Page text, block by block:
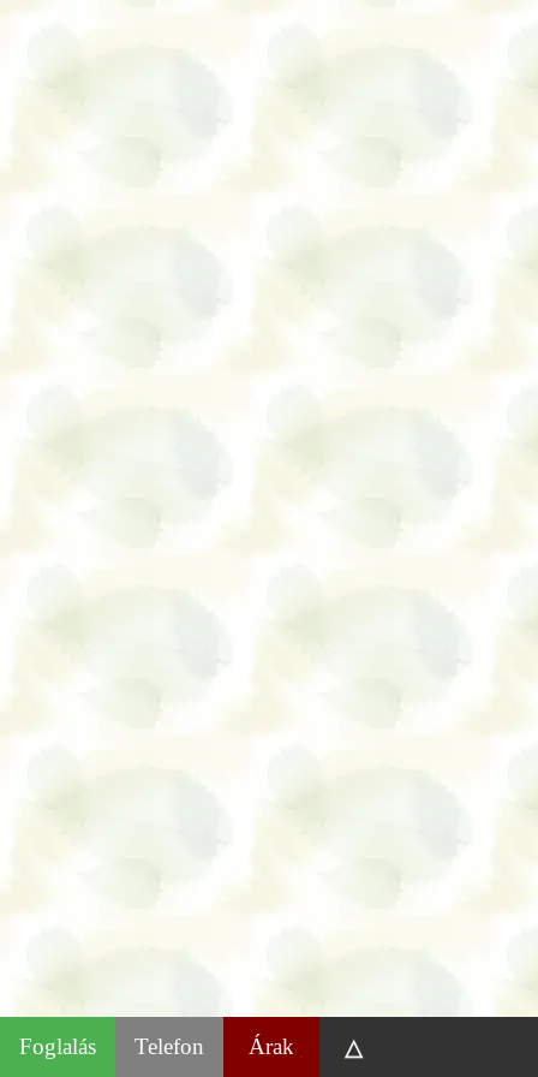
Foglalás Telefon Árak △